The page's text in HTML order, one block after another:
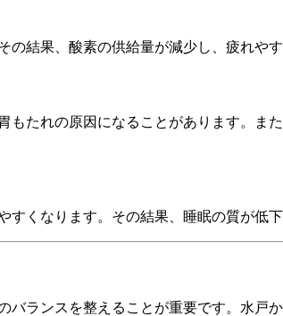
結果、酸素の供給量が減少し、疲れやす
たれの原因になることがあります。ま
くなります。その結果、睡眠の質が低
ランスを整えることが重要です。水戸